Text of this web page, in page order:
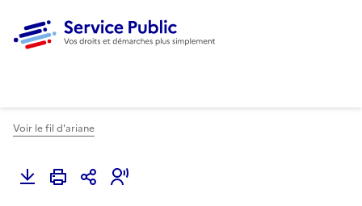
Voir le fil d'ariane